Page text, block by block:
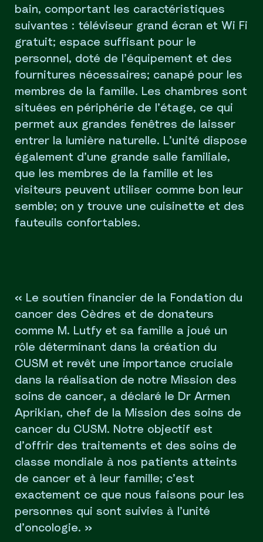
bain, comportant les caractéristiques
suivantes : téléviseur grand écran et Wi Fi
gratuit; espace suffisant pour le
personnel, doté de l’équipement et des
fournitures nécessaires; canapé pour les
membres de la famille. Les chambres sont
situées en périphérie de l’étage, ce qui
permet aux grandes fenêtres de laisser
entrer la lumière naturelle. L’unité dispose
également d’une grande salle familiale,
que les membres de la famille et les
visiteurs peuvent utiliser comme bon leur
semble; on y trouve une cuisinette et des
fauteuils confortables.
« Le soutien financier de la Fondation du
cancer des Cèdres et de donateurs
comme M. Lutfy et sa famille a joué un
rôle déterminant dans la création du
CUSM et revêt une importance cruciale
dans la réalisation de notre Mission des
soins de cancer, a déclaré le Dr Armen
Aprikian, chef de la Mission des soins de
cancer du CUSM. Notre objectif est
d’offrir des traitements et des soins de
classe mondiale à nos patients atteints
de cancer et à leur famille; c’est
exactement ce que nous faisons pour les
personnes qui sont suivies à l’unité
d’oncologie. »